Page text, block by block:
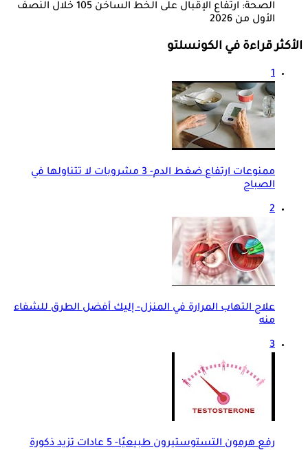
الصحة: ارتفاع الإقبال على الخط الساخن 105 خلال النصف
الأول من 2026
الأكثر قراءة في الكونسلتو
1
ممنوعات ارتفاع ضغط الدم- 3 مشروبات لا تتناولها في
الصباح
2
علاج التهاب المرارة في المنزل- إليك أفضل الطرق للشفاء
منه
3
رفع هرمون التستوستيرون طبيعيًا- 5 عادات تزيد ذكورة